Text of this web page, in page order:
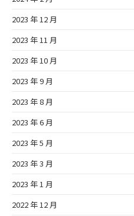
2023 年 12 月
2023 年 11 月
2023 年 10 月
2023 年 9 月
2023 年 8 月
2023 年 6 月
2023 年 5 月
2023 年 3 月
2023 年 1 月
2022 年 12 月